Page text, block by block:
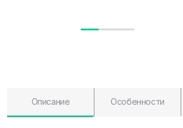
Описание Особенности